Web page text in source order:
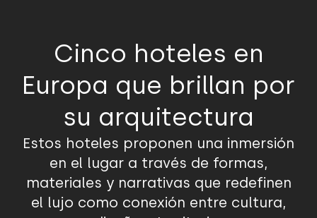
Cinco hoteles en
Europa que brillan por
su arquitectura
Estos hoteles proponen una inmersión
en el lugar a través de formas,
materiales y narrativas que redefinen
el lujo como conexión entre cultura,